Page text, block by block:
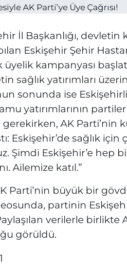
İl Başkanlığı, devletin
Eskişehir Şehir
kampanyası
sağlık yatırımları
sonunda ise
yatırımlarının
AK Parti’nin
Eskişehir’de sağlık için
Şimdi Eskişehir’e hep
Ailemize katıl.”
Parti’nin büyük bir
partinin
verilerle birlikte
görüldü.